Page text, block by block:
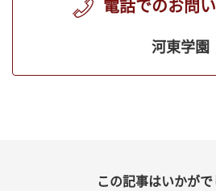
電話でのお問
河東学園
この記事はいかがで